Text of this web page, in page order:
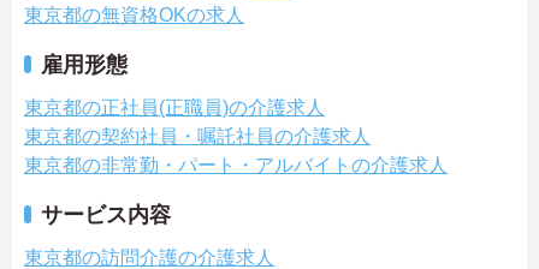
東京都の無資格OKの求人
雇用形態
東京都の正社員(正職員)の介護求人
東京都の契約社員・嘱託社員の介護求人
東京都の非常勤・パート・アルバイトの介護求人
サービス内容
東京都の訪問介護の介護求人